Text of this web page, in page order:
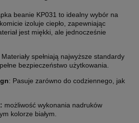
beanie KP031 to idealny wybór na
izoluje ciepło, zapewniając
jest miękki, ale jednocześnie
Materiały spełniają najwyższe standardy
bezpieczeństwo użytkowania.
: Pasuje zarówno do codziennego, jak
możliwość wykonania nadruków
kolorze białym.